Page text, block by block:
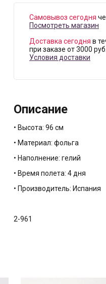
Самовывоз сегодня
Посмотреть магазин
Доставка сегодня в
при заказе от 3000
Условия доставки
Описание
• Высота: 96 см
• Материал: фольга
• Наполнение: гелий
• Время полета: 4 дня
• Производитель: Испания
2-961